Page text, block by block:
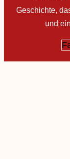
Geschichte,
und